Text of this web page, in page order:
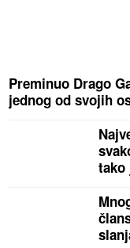
Preminuo Drago
jednog od svojih
tako